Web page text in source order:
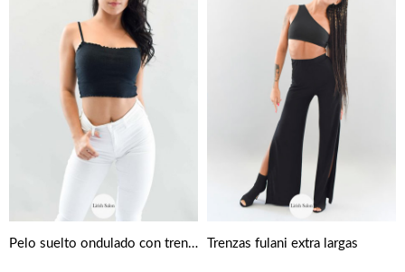
Pelo suelto ondulado con trenza lateral Trenzas fulani extra largas